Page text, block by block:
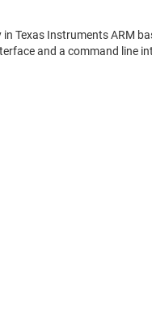
Texas Instruments ARM
and a command line